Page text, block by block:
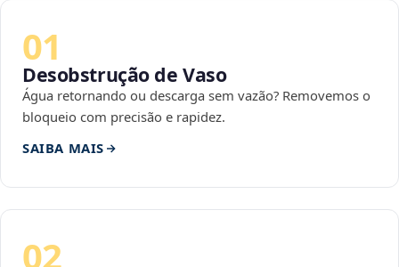
01
Desobstrução de Vaso
Água retornando ou descarga sem vazão? Removemos o
bloqueio com precisão e rapidez.
SAIBA MAIS
02